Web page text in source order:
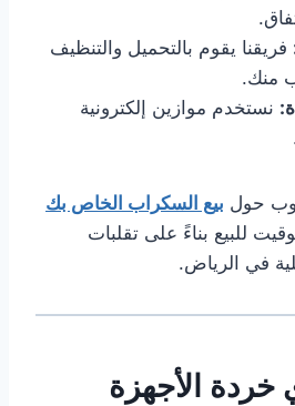
فريقنا يقوم بالتحميل والتنظيف
منك.
نستخدم موازين إلكترونية
حول بيع السكراب الخاص بك
للبيع بناءً على تقلبات
في الرياض.
الأجهزة